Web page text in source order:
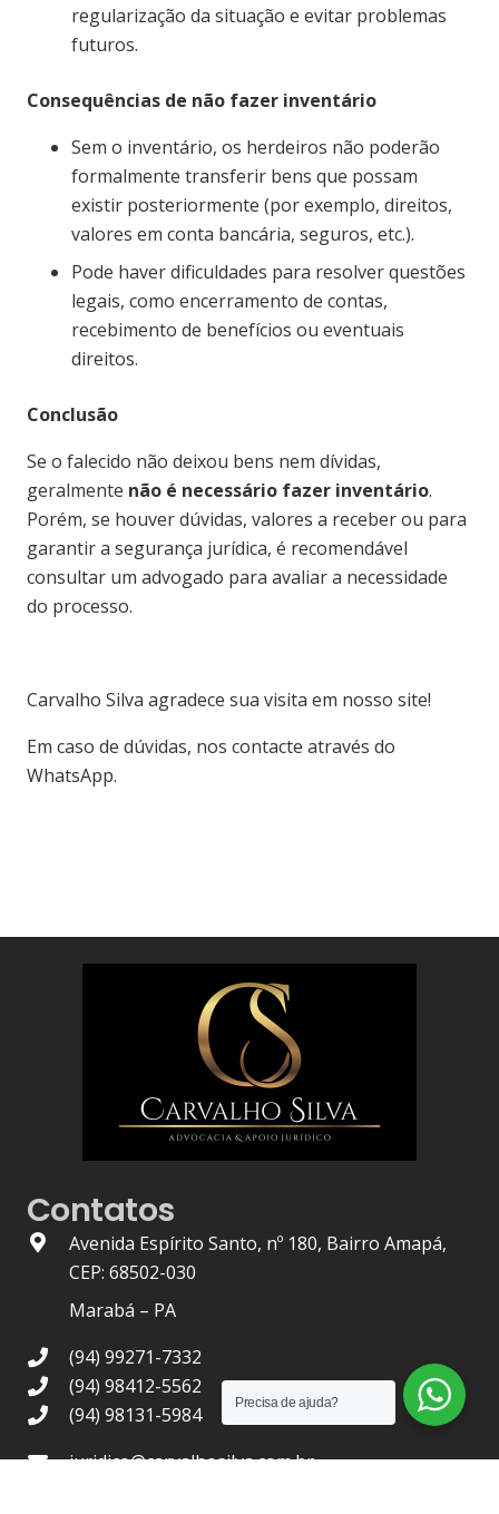
regularização da situação e evitar problemas
futuros.
Consequências de não fazer inventário
Sem o inventário, os herdeiros não poderão
formalmente transferir bens que possam
existir posteriormente (por exemplo, direitos,
valores em conta bancária, seguros, etc.).
Pode haver dificuldades para resolver questões
legais, como encerramento de contas,
recebimento de benefícios ou eventuais
direitos.
Conclusão
Se o falecido não deixou bens nem dívidas,
geralmente não é necessário fazer inventário.
Porém, se houver dúvidas, valores a receber ou para
garantir a segurança jurídica, é recomendável
consultar um advogado para avaliar a necessidade
do processo.
Carvalho Silva agradece sua visita em nosso site!
Em caso de dúvidas, nos contacte através do
WhatsApp.
Contatos
Avenida Espírito Santo, nº 180, Bairro Amapá,
CEP: 68502-030
Marabá – PA
(94) 99271-7332
(94) 98412-5562
(94) 98131-5984
juridico@carvalhosilva.com.br
Precisa de ajuda?